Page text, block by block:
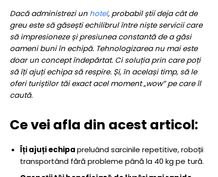
Dacă administrezi un hotel, probabil știi deja cât de
greu este să găsești echilibrul între niște servicii care
să impresioneze și presiunea constantă de a găsi
oameni buni în echipă. Tehnologizarea nu mai este
doar un concept îndepărtat. Ci soluția prin care poți
să îți ajuți echipa să respire. Și, în același timp, să le
oferi turiștilor tăi exact acel moment „wow” pe care îl
caută.
Ce vei afla din acest articol:
Îți ajuți echipapreluând sarcinile repetitive, roboții
transportând fără probleme până la 40 kg pe tură.